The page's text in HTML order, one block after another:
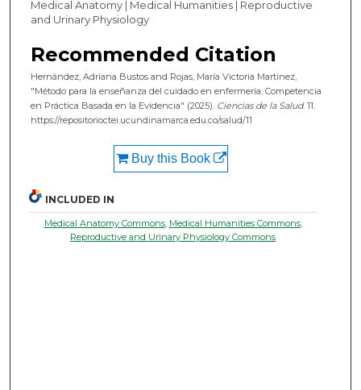
Medical Anatomy | Medical Humanities | Reproductive
and Urinary Physiology
Recommended Citation
Hernández, Adriana Bustos and Rojas, María Victoria Martínez,
"Método para la enseñanza del cuidado en enfermería. Competencia
en Práctica Basada en la Evidencia" (2025). Ciencias de la Salud. 11.
https://repositorioctei.ucundinamarca.edu.co/salud/11
Buy this Book
INCLUDED IN
Medical Anatomy Commons, Medical Humanities Commons,
Reproductive and Urinary Physiology Commons